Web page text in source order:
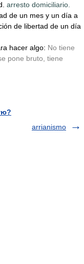
arresto domiciliario.
de un mes y un día a
de libertad de un día
hacer algo: No tiene
pone bruto, tiene
arrianismo